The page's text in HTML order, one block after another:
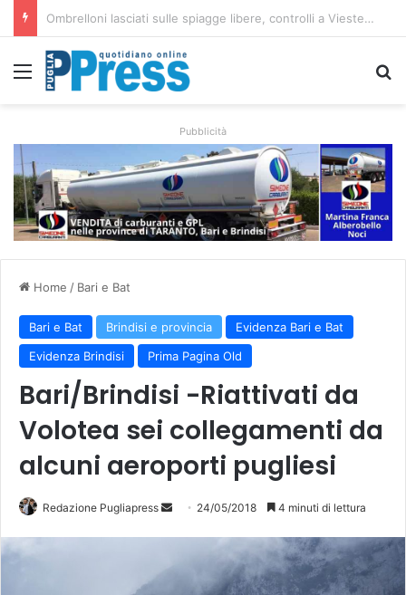
Taranto, operaio ferito nell’area Afo2 dell’ex Ilva: ricoverato in codice rosso
Menu
Pubblicità
Home / Bari e Bat
Bari e Bat Brindisi e provincia
Evidenza Bari e Bat
Evidenza Brindisi
Prima Pagina Old
Bari/Brindisi -Riattivati da
Volotea sei collegamenti da
alcuni aeroporti pugliesi
Redazione Pugliapress 24/05/2018 4 minuti di lettura